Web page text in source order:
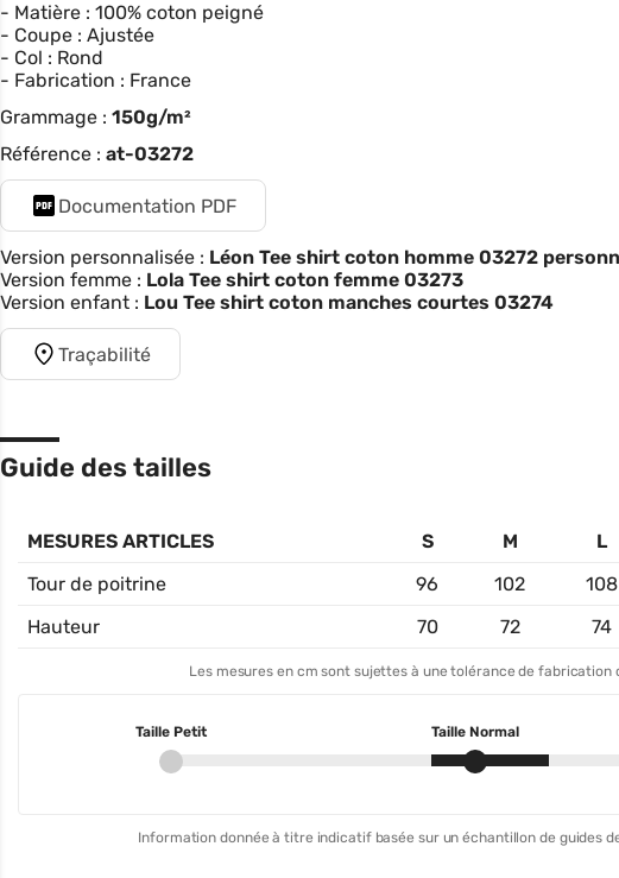
- Matière : 100% coton peigné
- Coupe : Ajustée
- Col : Rond
- Fabrication : France
Grammage : 150g/m²
Référence : at-03272
Documentation PDF
Version personnalisée : Léon Tee shirt coton homme 03272
Version femme : Lola Tee shirt coton femme 03273
Version enfant : Lou Tee shirt coton manches courtes 03274
Traçabilité
Guide des tailles
MESURES ARTICLES S M L
Tour de poitrine
96 102 108
Hauteur
70 72 74
Les mesures en cm sont sujettes à une tolérance de fabrication
Taille Petit Taille Normal
Information donnée à titre indicatif basée sur un échantillon de guides